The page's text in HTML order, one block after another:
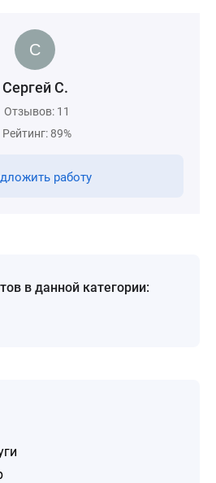
Сергей С.
Отзывов: 11
Рейтинг: 89%
работу
в данной категории: